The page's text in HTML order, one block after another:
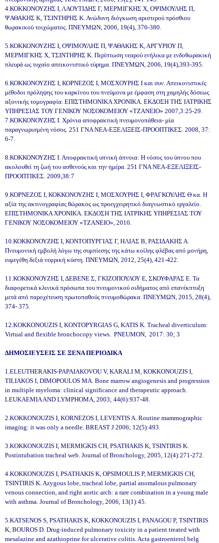
4.ΚΟΚΚΟΝΟΥΖΗΣ Ι, ΛΑΟΥΤΙΔΗΣ Γ, ΜΕΡΜΙΓΚΗΣ Χ, ΟΨΙΜΟΥΛΗΣ Π,
ΨΑΘΑΚΗΣ Κ, ΤΣΙΝΤΗΡΗΣ Κ. Ανώδυνη διόγκωση αριστερού πρόσθιου
θωρακικού τοιχώματος. ΠΝΕΥΜΩΝ, 2006, 19(4), 376-380.
5.ΚΟΚΚΟΝΟΥΖΗΣ Ι, ΟΨΙΜΟΥΛΗΣ Π, ΨΑΘΑΚΗΣ Κ, ΑΡΓΥΡΙΟΥ Π,
ΜΕΡΜΙΓΚΗΣ Χ, ΤΣΙΝΤΗΡΗΣ Κ. Περίπτωση νεαρού ενήλικα με ενδοθωρακική
πλευρά ως τυχαίο απεικονιστικό εύρημα. ΠΝΕΥΜΩΝ, 2006, 19(4),393-395.
6.ΚΟΚΚΟΝΟΥΖΗΣ Ι, ΚΟΡΝΕΖΟΣ Ι, ΜΟΣΧΟΥΡΗΣ Ι και συν. Απεικονιστικές
μέθοδοι πρόληψης του καρκίνου του πνεύμονα με έμφαση στη χαμηλής δόσεως
αξονικής τομογραφία. ΕΠΙΣΤΗΜΟΝΙΚΑ ΧΡΟΝΙΚΑ. ΕΚΔΟΣΗ ΤΗΣ ΙΑΤΡΙΚΗΣ
ΥΠΗΡΕΣΙΑΣ ΤΟΥ ΓΕΝΙΚΟΥ ΝΟΣΟΚΟΜΕΙΟΥ «ΤΖΑΝΕΙΟ» 2007,3:25-29.
7.ΚΟΚΚΟΝΟΥΖΗΣ Ι. Χρόνια αποφρακτική πνευμονοπάθεια- μία
παραγνωρισμένη νόσος. 251 ΓΝΑ ΝΕΑ-ΕΞΕΛΙΞΕΙΣ-ΠΡΟΟΠΤΙΚΕΣ. 2008, 37:
6-7.
8.ΚΟΚΚΟΝΟΥΖΗΣ Ι. Αποφρακτική υπνική άπνοια: Η νόσος του ύπνου που
ακολουθεί τη ζωή του ασθενούς και την ημέρα. 251 ΓΝΑ ΝΕΑ-ΕΞΕΛΙΞΕΙΣ-
ΠΡΟΟΠΤΙΚΕΣ. 2009,38:7
9.ΚΟΡΝΕΖΟΣ Ι, ΚΟΚΚΟΝΟΥΖΗΣ Ι, ΜΟΣΧΟΥΡΗΣ Ι, ΦΡΑΓΚΟΥΛΗΣ Θ κα. Η
αξία της ακτινογραφίας θώρακος ως προεγχειρητικό διαγνωστικό εργαλείο.
ΕΠΙΣΤΗΜΟΝΙΚΑ ΧΡΟΝΙΚΑ. ΕΚΔΟΣΗ ΤΗΣ ΙΑΤΡΙΚΗΣ ΥΠΗΡΕΣΙΑΣ ΤΟΥ
ΓΕΝΙΚΟΥ ΝΟΣΟΚΟΜΕΙΟΥ «ΤΖΑΝΕΙΟ», 2010.
10.ΚΟΚΚΟΝΟΥΖΗΣ Ι, ΚΟΝΤΟΠΥΡΓΙΑΣ Γ, ΗΛΙΑΣ Β, ΡΑΣΙΔΑΚΗΣ Α.
Πνευμονική εμβολή λόγω της συμπίεσης της κάτω κοίλης φλέβας από μονήρη,
ευμεγέθη δεξιά νεφρική κύστη. ΠΝΕΥΜΩΝ, 2012, 25(4), 421-422.
11.ΚΟΚΚΟΝΟΥΖΗΣ Ι, ΔΕΒΕΝΕ Σ, ΓΚΙΖΟΠΟΥΛΟΥ Ε, ΣΚΟΥΦΑΡΑΣ Ε. Τα
διαφορετικά κλινικά πρόσωπα του πνευμονικού οιδήματος από επανέκπτυξη
μετά από παροχέτευση πρωτοπαθούς πνευμοθώρακα. ΠΝΕΥΜΩΝ, 2015, 28(4),
374- 375.
12.KOKKONOUZIS I, KONTOPYRGIAS G, KATIS K. Tracheal diverticulum:
Virtual and flexible bronchocopy views. PNEUMON, 2017: 30; 3
ΔΗΜΟΣΙΕΥΣΕΙΣ ΣΕ ΞΕΝΑ ΠΕΡΙΟΔΙΚΑ
1.ELEUTHERAKIS-PAPAIAKOVOU V, KARALI M, KOKKONOUZIS I,
TILIAKOS I, DIMOPOULOS MA. Bone marrow angiogenesis and progression
in multiple myeloma: clinical significance and therapeutic approach.
LEUKAEMIA AND LYMPHOMA, 2003; 44(6):937-48.
2.KOKKONOUZIS I, KORNEZOS I, LEVENTIS A. Routine mammographic
imaging: it was only a needle. BREAST J 2006; 12(5):493.
3.KOKKONOUZIS I, MERMIGKIS CH, PSATHAKIS K, TSINTIRIS K.
Postintubation tracheal web. Journal of Bronchology, 2005, 12(4):271-272.
4.KOKKONOUZIS I, PSATHAKIS K, OPSIMOULIS P, MERMIGKIS CH,
TSINTIRIS K. Azygous lobe, tracheal lobe, partial anomalous pulmonary
venous connection, and right aortic arch: a rare combination in a young male
with asthma. Journal of Bronchology, 2006, 13(1):45.
5.KATSENOS S, PSATHAKIS K, KOKKONOUZIS I, PANAGOU P, TSINTIRIS
K, BOUROS D. Drug-induced pulmonary toxicity in a patient treated with
mesalazine and azathioprine for ulcerative colitis. Acta gastroenterol belg